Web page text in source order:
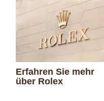
Erfahren Sie mehr
über Rolex